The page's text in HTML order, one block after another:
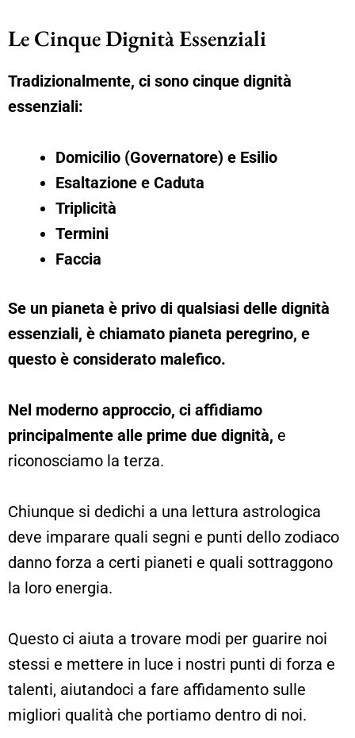
Le Cinque Dignità Essenziali
Tradizionalmente, ci sono cinque dignità
essenziali:
Domicilio (Governatore) e Esilio
Esaltazione e Caduta
Triplicità
Termini
Faccia
Se un pianeta è privo di qualsiasi delle dignità
essenziali, è chiamato pianeta peregrino, e
questo è considerato malefico.
Nel moderno approccio, ci affidiamo
principalmente alle prime due dignità, e
riconosciamo la terza.
Chiunque si dedichi a una lettura astrologica
deve imparare quali segni e punti dello zodiaco
danno forza a certi pianeti e quali sottraggono
la loro energia.
Questo ci aiuta a trovare modi per guarire noi
stessi e mettere in luce i nostri punti di forza e
talenti, aiutandoci a fare affidamento sulle
migliori qualità che portiamo dentro di noi.